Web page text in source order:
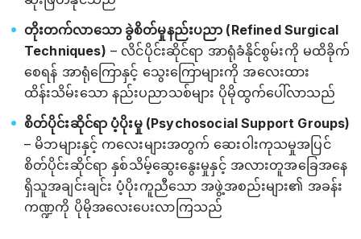
တိုးတက်လာသော ခွဲစိတ်မှုနည်းပညာ (Refined Surgical
Techniques) – လိင်ပိုင်းဆိုင်ရာ အာရုံခံနိုင်စွမ်းကို မထိခိုက်
စေရန် အာရုံကြောနှင့် သွေးကြောများကို အလေးထား
ထိန်းသိမ်းသော နည်းပညာသစ်များ ပိုမိုထွက်ပေါ်လာသည်
စိတ်ပိုင်းဆိုင်ရာ ပံ့ပိုးမှု (Psychosocial Support Groups)
– မိဘများနှင့် ကလေးများအတွက် ဆေးဝါးကုသမှုအပြင်
စိတ်ပိုင်းဆိုင်ရာ နှစ်သိမ့်ဆွေးနွေးမှုနှင့် အလားတူအခြေအနေ
ရှိသူအချင်းချင်း ပံ့ပိုးကူညီသော အဖွဲ့အစည်းများ၏ အခန်း
ကဏ္ဍကို ပိုမိုအလေးပေးလာကြသည်